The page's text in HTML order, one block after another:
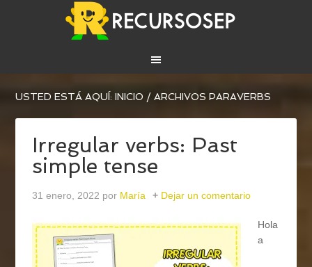
USTED ESTÁ AQUÍ:INICIO / ARCHIVOS PARAVERBS
Irregular verbs: Past
simple tense
31 enero, 2022 por María Dejar un comentario
Hola
a